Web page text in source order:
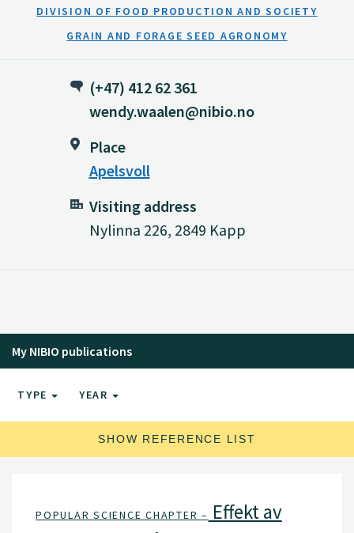
DIVISION OF FOOD PRODUCTION AND SOCIETY
GRAIN AND FORAGE SEED AGRONOMY
(+47) 412 62 361
wendy.waalen@nibio.no
Place
Apelsvoll
Visiting address
Nylinna 226, 2849 Kapp
My NIBIO publications
TYPE YEAR
SHOW REFERENCE LIST
POPULAR SCIENCE CHAPTER – Effekt av